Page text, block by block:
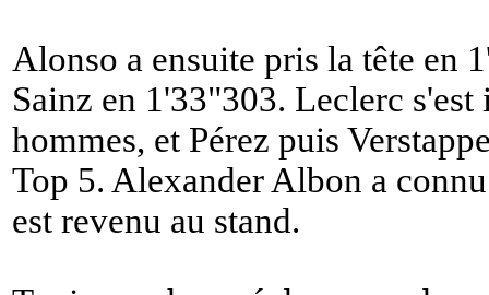
Alonso a ensuite pris la tête en
Sainz en 1'33"303. Leclerc
hommes, et Pérez puis
Top 5. Alexander Albon a
est revenu au stand.